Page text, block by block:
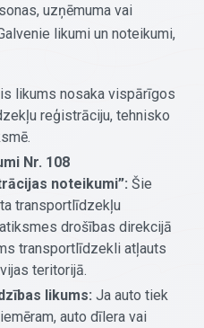
uzņēmuma vai
likumi un noteikumi,
likums nosaka vispārīgos
reģistrāciju, tehnisko
Nr. 108
noteikumi”: Šie
transportlīdzekļu
drošības direkcijā
transportlīdzekli atļauts
teritorijā.
likums: Ja auto tiek
auto dīlera vai